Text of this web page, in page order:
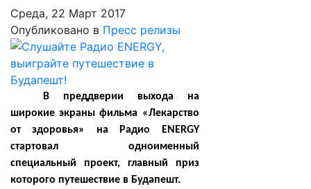
Среда, 22 Март 2017
Опубликовано в Пресс релизы
В преддверии выхода на
широкие экраны фильма «Лекарство
от здоровья» на Радио ENERGY
стартовал одноименный
специальный проект, главный приз
которого путешествие в Будапешт.